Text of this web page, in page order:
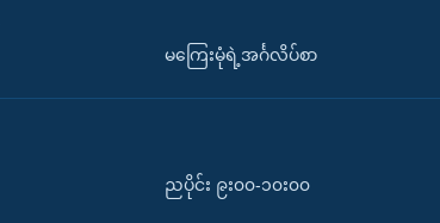
မကြေးမုံရဲ့အင်္ဂလိပ်စာ
ညပိုင်း ၉း၀၀-၁၀း၀၀